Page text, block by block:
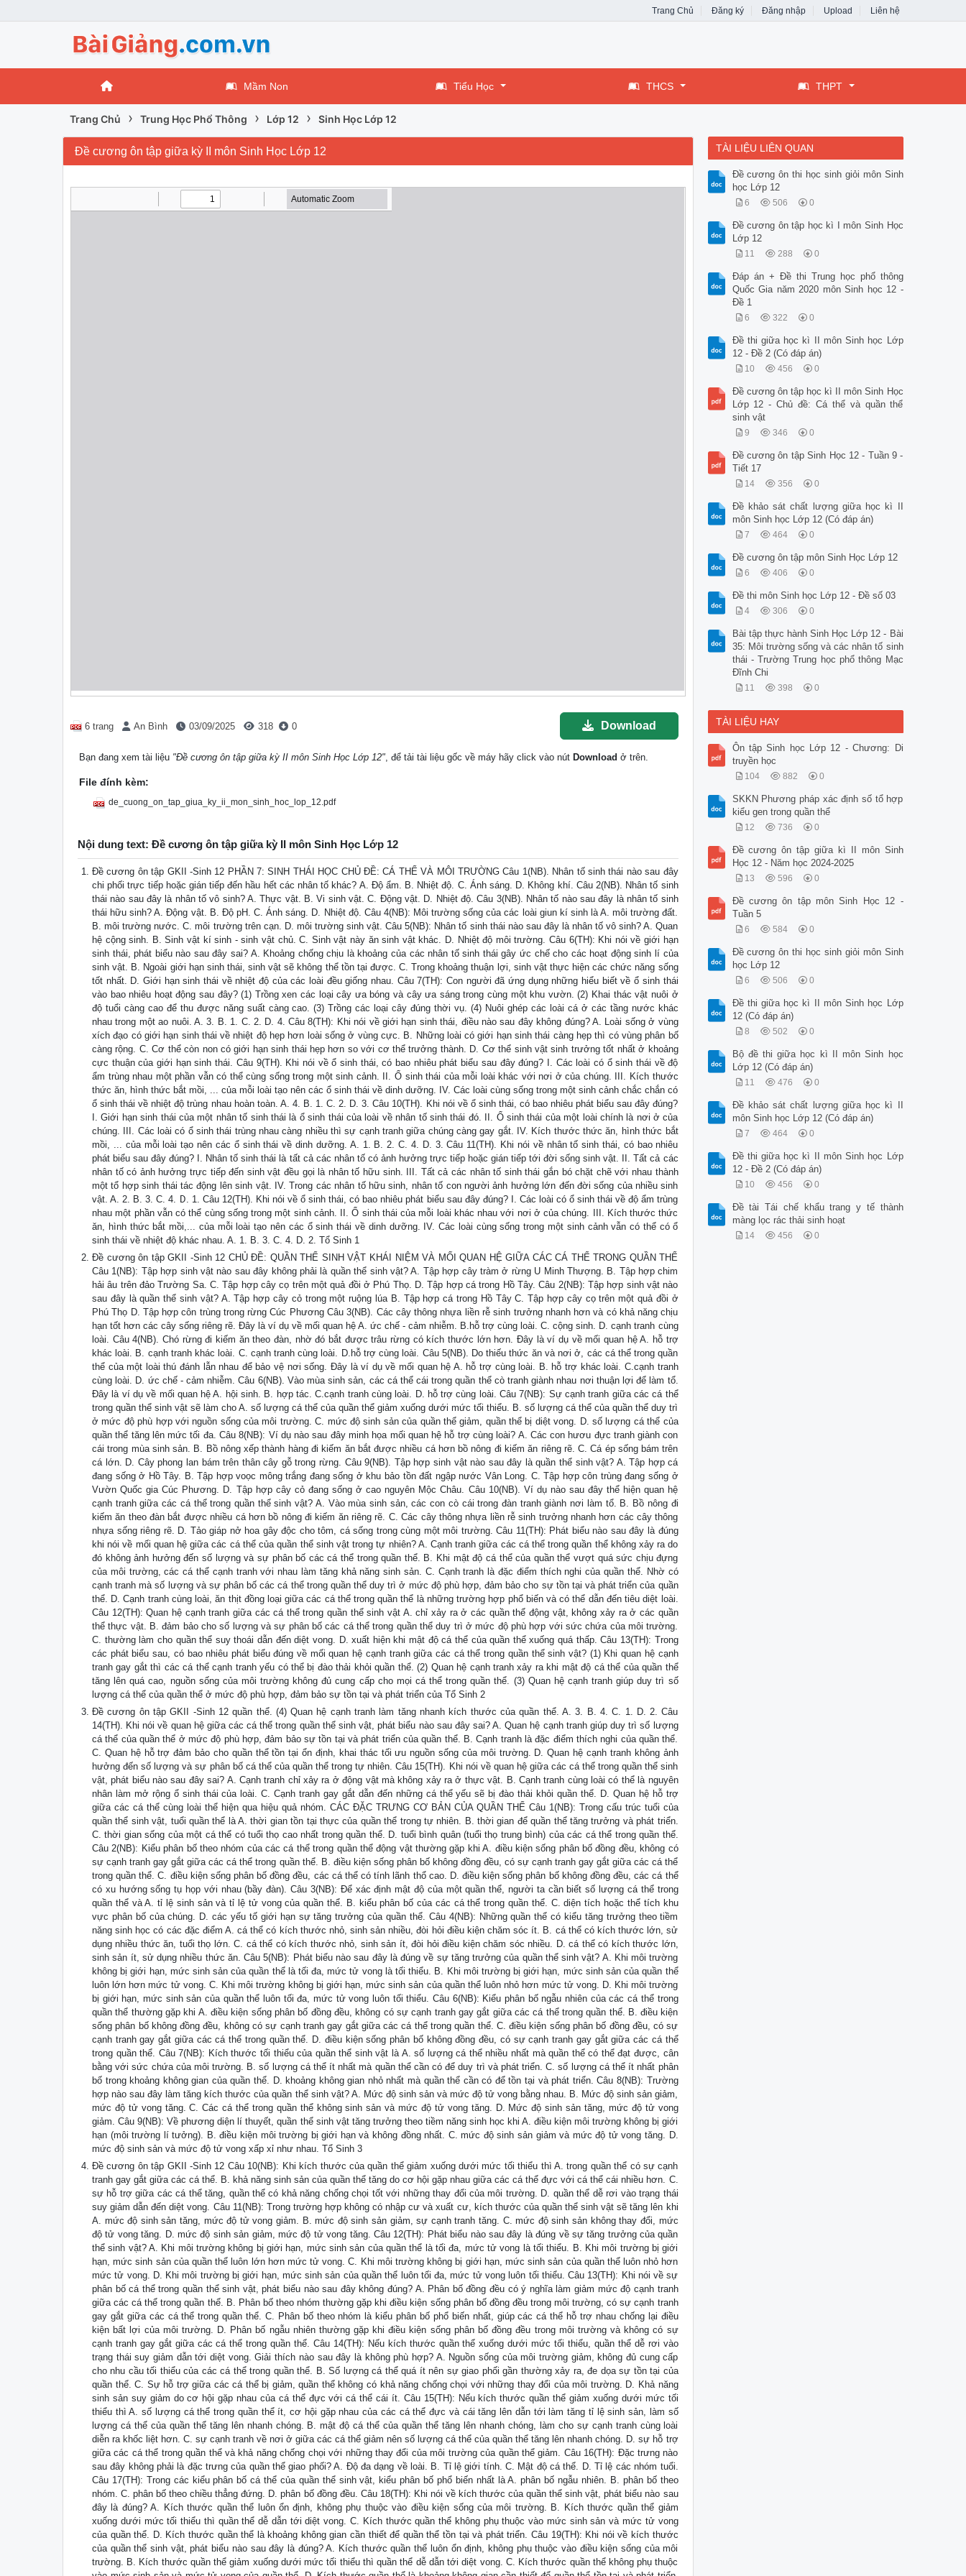
Trang Chủ Đăng ký Đăng nhập Upload Liên hệ
Mầm Non Tiểu Học THCS THPT
Trang Chủ › Trung Học Phổ Thông › Lớp 12 › Sinh Học Lớp 12
Đề cương ôn tập giữa kỳ II môn Sinh Học Lớp 12
6 trang An Bình 03/09/2025 318 0 Download
Bạn đang xem tài liệu "Đề cương ôn tập giữa kỳ II môn Sinh Học Lớp 12", để tải tài liệu gốc về máy hãy click vào nút Download ở trên.
File đính kèm:
de_cuong_on_tap_giua_ky_ii_mon_sinh_hoc_lop_12.pdf
Nội dung text: Đề cương ôn tập giữa kỳ II môn Sinh Học Lớp 12
Đề cương ôn tập GKII -Sinh 12 PHẦN 7: SINH THÁI HỌC CHỦ ĐỀ: CÁ THỂ VÀ MÔI TRƯỜNG Câu 1(NB). Nhân tố sinh thái nào sau đây
chi phối trực tiếp hoặc gián tiếp đến hầu hết các nhân tố khác? A. Độ ẩm. B. Nhiệt độ. C. Ánh sáng. D. Không khí. Câu 2(NB). Nhân tố sinh
thái nào sau đây là nhân tố vô sinh? A. Thực vật. B. Vi sinh vật. C. Động vật. D. Nhiệt độ. Câu 3(NB). Nhân tố nào sau đây là nhân tố sinh
thái hữu sinh? A. Động vật. B. Độ pH. C. Ánh sáng. D. Nhiệt độ. Câu 4(NB): Môi trường sống của các loài giun kí sinh là A. môi trường đất.
B. môi trường nước. C. môi trường trên cạn. D. môi trường sinh vật. Câu 5(NB): Nhân tố sinh thái nào sau đây là nhân tố vô sinh? A. Quan
hệ cộng sinh. B. Sinh vật kí sinh - sinh vật chủ. C. Sinh vật này ăn sinh vật khác. D. Nhiệt độ môi trường. Câu 6(TH): Khi nói về giới hạn
sinh thái, phát biểu nào sau đây sai? A. Khoảng chống chịu là khoảng của các nhân tố sinh thái gây ức chế cho các hoạt động sinh lí của
sinh vật. B. Ngoài giới hạn sinh thái, sinh vật sẽ không thể tồn tại được. C. Trong khoảng thuận lợi, sinh vật thực hiện các chức năng sống
tốt nhất. D. Giới hạn sinh thái về nhiệt độ của các loài đều giống nhau. Câu 7(TH): Con người đã ứng dụng những hiểu biết về ổ sinh thái
vào bao nhiêu hoạt động sau đây? (1) Trồng xen các loại cây ưa bóng và cây ưa sáng trong cùng một khu vườn. (2) Khai thác vật nuôi ở
độ tuổi càng cao để thu được năng suất càng cao. (3) Trồng các loại cây đúng thời vụ. (4) Nuôi ghép các loài cá ở các tầng nước khác
nhau trong một ao nuôi. A. 3. B. 1. C. 2. D. 4. Câu 8(TH): Khi nói về giới hạn sinh thái, điều nào sau đây không đúng? A. Loài sống ở vùng
xích đạo có giới hạn sinh thái về nhiệt độ hẹp hơn loài sống ở vùng cực. B. Những loài có giới hạn sinh thái càng hẹp thì có vùng phân bố
càng rộng. C. Cơ thể còn non có giới hạn sinh thái hẹp hơn so với cơ thể trưởng thành. D. Cơ thể sinh vật sinh trưởng tốt nhất ở khoảng
cực thuận của giới hạn sinh thái. Câu 9(TH). Khi nói về ổ sinh thái, có bao nhiêu phát biểu sau đây đúng? I. Các loài có ổ sinh thái về độ
ẩm trùng nhau một phần vẫn có thể cùng sống trong một sinh cảnh. II. Ổ sinh thái của mỗi loài khác với nơi ở của chúng. III. Kích thước
thức ăn, hình thức bắt mồi, ... của mỗi loài tạo nên các ổ sinh thái về dinh dưỡng. IV. Các loài cùng sống trong một sinh cảnh chắc chắn có
ổ sinh thái về nhiệt độ trùng nhau hoàn toàn. A. 4. B. 1. C. 2. D. 3. Câu 10(TH). Khi nói về ổ sinh thái, có bao nhiêu phát biểu sau đây đúng?
I. Giới hạn sinh thái của một nhân tố sinh thái là ổ sinh thái của loài về nhân tố sinh thái đó. II. Ổ sinh thái của một loài chính là nơi ở của
chúng. III. Các loài có ổ sinh thái trùng nhau càng nhiều thì sự cạnh tranh giữa chúng càng gay gắt. IV. Kích thước thức ăn, hình thức bắt
mồi, ... của mỗi loài tạo nên các ổ sinh thái về dinh dưỡng. A. 1. B. 2. C. 4. D. 3. Câu 11(TH). Khi nói về nhân tố sinh thái, có bao nhiêu
phát biểu sau đây đúng? I. Nhân tố sinh thái là tất cả các nhân tố có ảnh hưởng trực tiếp hoặc gián tiếp tới đời sống sinh vật. II. Tất cả các
nhân tố có ảnh hưởng trực tiếp đến sinh vật đều gọi là nhân tố hữu sinh. III. Tất cả các nhân tố sinh thái gắn bó chặt chẽ với nhau thành
một tổ hợp sinh thái tác động lên sinh vật. IV. Trong các nhân tố hữu sinh, nhân tố con người ảnh hưởng lớn đến đời sống của nhiều sinh
vật. A. 2. B. 3. C. 4. D. 1. Câu 12(TH). Khi nói về ổ sinh thái, có bao nhiêu phát biểu sau đây đúng? I. Các loài có ổ sinh thái về độ ẩm trùng
nhau một phần vẫn có thể cùng sống trong một sinh cảnh. II. Ổ sinh thái của mỗi loài khác nhau với nơi ở của chúng. III. Kích thước thức
ăn, hình thức bắt mồi,... của mỗi loài tạo nên các ổ sinh thái về dinh dưỡng. IV. Các loài cùng sống trong một sinh cảnh vẫn có thể có ổ
sinh thái về nhiệt độ khác nhau. A. 1. B. 3. C. 4. D. 2. Tổ Sinh 1
Đề cương ôn tập GKII -Sinh 12 CHỦ ĐỀ: QUẦN THỂ SINH VẬT KHÁI NIỆM VÀ MỐI QUAN HỆ GIỮA CÁC CÁ THỂ TRONG QUẦN THỂ
Câu 1(NB): Tập hợp sinh vật nào sau đây không phải là quần thể sinh vật? A. Tập hợp cây tràm ở rừng U Minh Thượng. B. Tập hợp chim
hải âu trên đảo Trường Sa. C. Tập hợp cây cọ trên một quả đồi ở Phú Thọ. D. Tập hợp cá trong Hồ Tây. Câu 2(NB): Tập hợp sinh vật nào
sau đây là quần thể sinh vật? A. Tập hợp cây cỏ trong một ruộng lúa B. Tập hợp cá trong Hồ Tây C. Tập hợp cây cọ trên một quả đồi ở
Phú Thọ D. Tập hợp côn trùng trong rừng Cúc Phương Câu 3(NB). Các cây thông nhựa liền rễ sinh trưởng nhanh hơn và có khả năng chịu
hạn tốt hơn các cây sống riêng rẽ. Đây là ví dụ về mối quan hệ A. ức chế - cảm nhiễm. B.hỗ trợ cùng loài. C. cộng sinh. D. cạnh tranh cùng
loài. Câu 4(NB). Chó rừng đi kiếm ăn theo đàn, nhờ đó bắt được trâu rừng có kích thước lớn hơn. Đây là ví dụ về mối quan hệ A. hỗ trợ
khác loài. B. cạnh tranh khác loài. C. cạnh tranh cùng loài. D.hỗ trợ cùng loài. Câu 5(NB). Do thiếu thức ăn và nơi ở, các cá thể trong quần
thể của một loài thú đánh lẫn nhau để bảo vệ nơi sống. Đây là ví dụ về mối quan hệ A. hỗ trợ cùng loài. B. hỗ trợ khác loài. C.cạnh tranh
cùng loài. D. ức chế - cảm nhiễm. Câu 6(NB). Vào mùa sinh sản, các cá thể cái trong quần thể cò tranh giành nhau nơi thuận lợi để làm tổ.
Đây là ví dụ về mối quan hệ A. hội sinh. B. hợp tác. C.cạnh tranh cùng loài. D. hỗ trợ cùng loài. Câu 7(NB): Sự cạnh tranh giữa các cá thể
trong quần thể sinh vật sẽ làm cho A. số lượng cá thể của quần thể giảm xuống dưới mức tối thiểu. B. số lượng cá thể của quần thể duy trì
ở mức độ phù hợp với nguồn sống của môi trường. C. mức độ sinh sản của quần thể giảm, quần thể bị diệt vong. D. số lượng cá thể của
quần thể tăng lên mức tối đa. Câu 8(NB): Ví dụ nào sau đây minh họa mối quan hệ hỗ trợ cùng loài? A. Các con hươu đực tranh giành con
cái trong mùa sinh sản. B. Bồ nông xếp thành hàng đi kiếm ăn bắt được nhiều cá hơn bồ nông đi kiếm ăn riêng rẽ. C. Cá ép sống bám trên
cá lớn. D. Cây phong lan bám trên thân cây gỗ trong rừng. Câu 9(NB). Tập hợp sinh vật nào sau đây là quần thể sinh vật? A. Tập hợp cá
đang sống ở Hồ Tây. B. Tập hợp voọc mông trắng đang sống ở khu bảo tồn đất ngập nước Vân Long. C. Tập hợp côn trùng đang sống ở
Vườn Quốc gia Cúc Phương. D. Tập hợp cây cỏ đang sống ở cao nguyên Mộc Châu. Câu 10(NB). Ví dụ nào sau đây thể hiện quan hệ
cạnh tranh giữa các cá thể trong quần thể sinh vật? A. Vào mùa sinh sản, các con cò cái trong đàn tranh giành nơi làm tổ. B. Bồ nông đi
kiếm ăn theo đàn bắt được nhiều cá hơn bồ nông đi kiếm ăn riêng rẽ. C. Các cây thông nhựa liền rễ sinh trưởng nhanh hơn các cây thông
nhựa sống riêng rẽ. D. Tảo giáp nở hoa gây độc cho tôm, cá sống trong cùng một môi trường. Câu 11(TH): Phát biểu nào sau đây là đúng
khi nói về mối quan hệ giữa các cá thể của quần thể sinh vật trong tự nhiên? A. Cạnh tranh giữa các cá thể trong quần thể không xảy ra do
đó không ảnh hưởng đến số lượng và sự phân bố các cá thể trong quần thể. B. Khi mật độ cá thể của quần thể vượt quá sức chịu đựng
của môi trường, các cá thể cạnh tranh với nhau làm tăng khả năng sinh sản. C. Cạnh tranh là đặc điểm thích nghi của quần thể. Nhờ có
cạnh tranh mà số lượng và sự phân bố các cá thể trong quần thể duy trì ở mức độ phù hợp, đảm bảo cho sự tồn tại và phát triển của quần
thể. D. Cạnh tranh cùng loài, ăn thịt đồng loại giữa các cá thể trong quần thể là những trường hợp phổ biến và có thể dẫn đến tiêu diệt loài.
Câu 12(TH): Quan hệ cạnh tranh giữa các cá thể trong quần thể sinh vật A. chỉ xảy ra ở các quần thể động vật, không xảy ra ở các quần
thể thực vật. B. đảm bảo cho số lượng và sự phân bố các cá thể trong quần thể duy trì ở mức độ phù hợp với sức chứa của môi trường.
C. thường làm cho quần thể suy thoái dẫn đến diệt vong. D. xuất hiện khi mật độ cá thể của quần thể xuống quá thấp. Câu 13(TH): Trong
các phát biểu sau, có bao nhiêu phát biểu đúng về mối quan hệ cạnh tranh giữa các cá thể trong quần thể sinh vật? (1) Khi quan hệ cạnh
tranh gay gắt thì các cá thể cạnh tranh yếu có thể bị đào thải khỏi quần thể. (2) Quan hệ cạnh tranh xảy ra khi mật độ cá thể của quần thể
tăng lên quá cao, nguồn sống của môi trường không đủ cung cấp cho mọi cá thể trong quần thể. (3) Quan hệ cạnh tranh giúp duy trì số
lượng cá thể của quần thể ở mức độ phù hợp, đảm bảo sự tồn tại và phát triển của Tổ Sinh 2
Đề cương ôn tập GKII -Sinh 12 quần thể. (4) Quan hệ cạnh tranh làm tăng nhanh kích thước của quần thể. A. 3. B. 4. C. 1. D. 2. Câu
14(TH). Khi nói về quan hệ giữa các cá thể trong quần thể sinh vật, phát biểu nào sau đây sai? A. Quan hệ cạnh tranh giúp duy trì số lượng
cá thể của quần thể ở mức độ phù hợp, đảm bảo sự tồn tại và phát triển của quần thể. B. Cạnh tranh là đặc điểm thích nghi của quần thể.
C. Quan hệ hỗ trợ đảm bảo cho quần thể tồn tại ổn định, khai thác tối ưu nguồn sống của môi trường. D. Quan hệ cạnh tranh không ảnh
hưởng đến số lượng và sự phân bố cá thể của quần thể trong tự nhiên. Câu 15(TH). Khi nói về quan hệ giữa các cá thể trong quần thể sinh
vật, phát biểu nào sau đây sai? A. Cạnh tranh chỉ xảy ra ở động vật mà không xảy ra ở thực vật. B. Cạnh tranh cùng loài có thể là nguyên
nhân làm mở rộng ổ sinh thái của loài. C. Cạnh tranh gay gắt dẫn đến những cá thể yếu sẽ bị đào thải khỏi quần thể. D. Quan hệ hỗ trợ
giữa các cá thể cùng loài thể hiện qua hiệu quả nhóm. CÁC ĐẶC TRƯNG CƠ BẢN CỦA QUẦN THỂ Câu 1(NB): Trong cấu trúc tuổi của
quần thể sinh vật, tuổi quần thể là A. thời gian tồn tại thực của quần thể trong tự nhiên. B. thời gian để quần thể tăng trưởng và phát triển.
C. thời gian sống của một cá thể có tuổi thọ cao nhất trong quần thể. D. tuổi bình quân (tuổi thọ trung bình) của các cá thể trong quần thể.
Câu 2(NB): Kiểu phân bố theo nhóm của các cá thể trong quần thể động vật thường gặp khi A. điều kiện sống phân bố đồng đều, không có
sự cạnh tranh gay gắt giữa các cá thể trong quần thể. B. điều kiện sống phân bố không đồng đều, có sự cạnh tranh gay gắt giữa các cá thể
trong quần thể. C. điều kiện sống phân bố đồng đều, các cá thể có tính lãnh thổ cao. D. điều kiện sống phân bố không đồng đều, các cá thể
có xu hướng sống tụ họp với nhau (bầy đàn). Câu 3(NB): Để xác định mật độ của một quần thể, người ta cần biết số lượng cá thể trong
quần thể và A. tỉ lệ sinh sản và tỉ lệ tử vong của quần thể. B. kiểu phân bố của các cá thể trong quần thể. C. diện tích hoặc thể tích khu
vực phân bố của chúng. D. các yếu tố giới hạn sự tăng trưởng của quần thể. Câu 4(NB): Những quần thể có kiểu tăng trưởng theo tiềm
năng sinh học có các đặc điểm A. cá thể có kích thước nhỏ, sinh sản nhiều, đòi hỏi điều kiện chăm sóc ít. B. cá thể có kích thước lớn, sử
dụng nhiều thức ăn, tuổi thọ lớn. C. cá thể có kích thước nhỏ, sinh sản ít, đòi hỏi điều kiện chăm sóc nhiều. D. cá thể có kích thước lớn,
sinh sản ít, sử dụng nhiều thức ăn. Câu 5(NB): Phát biểu nào sau đây là đúng về sự tăng trưởng của quần thể sinh vật? A. Khi môi trường
không bị giới hạn, mức sinh sản của quần thể là tối đa, mức tử vong là tối thiểu. B. Khi môi trường bị giới hạn, mức sinh sản của quần thể
luôn lớn hơn mức tử vong. C. Khi môi trường không bị giới hạn, mức sinh sản của quần thể luôn nhỏ hơn mức tử vong. D. Khi môi trường
bị giới hạn, mức sinh sản của quần thể luôn tối đa, mức tử vong luôn tối thiểu. Câu 6(NB): Kiểu phân bố ngẫu nhiên của các cá thể trong
quần thể thường gặp khi A. điều kiện sống phân bố đồng đều, không có sự cạnh tranh gay gắt giữa các cá thể trong quần thể. B. điều kiện
sống phân bố không đồng đều, không có sự cạnh tranh gay gắt giữa các cá thể trong quần thể. C. điều kiện sống phân bố đồng đều, có sự
cạnh tranh gay gắt giữa các cá thể trong quần thể. D. điều kiện sống phân bố không đồng đều, có sự cạnh tranh gay gắt giữa các cá thể
trong quần thể. Câu 7(NB): Kích thước tối thiểu của quần thể sinh vật là A. số lượng cá thể nhiều nhất mà quần thể có thể đạt được, cân
bằng với sức chứa của môi trường. B. số lượng cá thể ít nhất mà quần thể cần có để duy trì và phát triển. C. số lượng cá thể ít nhất phân
bố trong khoảng không gian của quần thể. D. khoảng không gian nhỏ nhất mà quần thể cần có để tồn tại và phát triển. Câu 8(NB): Trường
hợp nào sau đây làm tăng kích thước của quần thể sinh vật? A. Mức độ sinh sản và mức độ tử vong bằng nhau. B. Mức độ sinh sản giảm,
mức độ tử vong tăng. C. Các cá thể trong quần thể không sinh sản và mức độ tử vong tăng. D. Mức độ sinh sản tăng, mức độ tử vong
giảm. Câu 9(NB): Về phương diện lí thuyết, quần thể sinh vật tăng trưởng theo tiềm năng sinh học khi A. điều kiện môi trường không bị giới
hạn (môi trường lí tưởng). B. điều kiện môi trường bị giới hạn và không đồng nhất. C. mức độ sinh sản giảm và mức độ tử vong tăng. D.
mức độ sinh sản và mức độ tử vong xấp xỉ như nhau. Tổ Sinh 3
Đề cương ôn tập GKII -Sinh 12 Câu 10(NB): Khi kích thước của quần thể giảm xuống dưới mức tối thiểu thì A. trong quần thể có sự cạnh
tranh gay gắt giữa các cá thể. B. khả năng sinh sản của quần thể tăng do cơ hội gặp nhau giữa các cá thể đực với cá thể cái nhiều hơn. C.
sự hỗ trợ giữa các cá thể tăng, quần thể có khả năng chống chọi tốt với những thay đổi của môi trường. D. quần thể dễ rơi vào trạng thái
suy giảm dẫn đến diệt vong. Câu 11(NB): Trong trường hợp không có nhập cư và xuất cư, kích thước của quần thể sinh vật sẽ tăng lên khi
A. mức độ sinh sản tăng, mức độ tử vong giảm. B. mức độ sinh sản giảm, sự cạnh tranh tăng. C. mức độ sinh sản không thay đổi, mức
độ tử vong tăng. D. mức độ sinh sản giảm, mức độ tử vong tăng. Câu 12(TH): Phát biểu nào sau đây là đúng về sự tăng trưởng của quần
thể sinh vật? A. Khi môi trường không bị giới hạn, mức sinh sản của quần thể là tối đa, mức tử vong là tối thiểu. B. Khi môi trường bị giới
hạn, mức sinh sản của quần thể luôn lớn hơn mức tử vong. C. Khi môi trường không bị giới hạn, mức sinh sản của quần thể luôn nhỏ hơn
mức tử vong. D. Khi môi trường bị giới hạn, mức sinh sản của quần thể luôn tối đa, mức tử vong luôn tối thiểu. Câu 13(TH): Khi nói về sự
phân bố cá thể trong quần thể sinh vật, phát biểu nào sau đây không đúng? A. Phân bố đồng đều có ý nghĩa làm giảm mức độ cạnh tranh
giữa các cá thể trong quần thể. B. Phân bố theo nhóm thường gặp khi điều kiện sống phân bố đồng đều trong môi trường, có sự cạnh tranh
gay gắt giữa các cá thể trong quần thể. C. Phân bố theo nhóm là kiểu phân bố phổ biến nhất, giúp các cá thể hỗ trợ nhau chống lại điều
kiện bất lợi của môi trường. D. Phân bố ngẫu nhiên thường gặp khi điều kiện sống phân bố đồng đều trong môi trường và không có sự
cạnh tranh gay gắt giữa các cá thể trong quần thể. Câu 14(TH): Nếu kích thước quần thể xuống dưới mức tối thiểu, quần thể dễ rơi vào
trạng thái suy giảm dẫn tới diệt vong. Giải thích nào sau đây là không phù hợp? A. Nguồn sống của môi trường giảm, không đủ cung cấp
cho nhu cầu tối thiểu của các cá thể trong quần thể. B. Số lượng cá thể quá ít nên sự giao phối gần thường xảy ra, đe dọa sự tồn tại của
quần thể. C. Sự hỗ trợ giữa các cá thể bị giảm, quần thể không có khả năng chống chọi với những thay đổi của môi trường. D. Khả năng
sinh sản suy giảm do cơ hội gặp nhau của cá thể đực với cá thể cái ít. Câu 15(TH): Nếu kích thước quần thể giảm xuống dưới mức tối
thiểu thì A. số lượng cá thể trong quần thể ít, cơ hội gặp nhau của các cá thể đực và cái tăng lên dẫn tới làm tăng tỉ lệ sinh sản, làm số
lượng cá thể của quần thể tăng lên nhanh chóng. B. mật độ cá thể của quần thể tăng lên nhanh chóng, làm cho sự cạnh tranh cùng loài
diễn ra khốc liệt hơn. C. sự cạnh tranh về nơi ở giữa các cá thể giảm nên số lượng cá thể của quần thể tăng lên nhanh chóng. D. sự hỗ trợ
giữa các cá thể trong quần thể và khả năng chống chọi với những thay đổi của môi trường của quần thể giảm. Câu 16(TH): Đặc trưng nào
sau đây không phải là đặc trưng của quần thể giao phối? A. Độ đa dạng về loài. B. Tỉ lệ giới tính. C. Mật độ cá thể. D. Tỉ lệ các nhóm tuổi.
Câu 17(TH): Trong các kiểu phân bố cá thể của quần thể sinh vật, kiểu phân bố phổ biến nhất là A. phân bố ngẫu nhiên. B. phân bố theo
nhóm. C. phân bố theo chiều thẳng đứng. D. phân bố đồng đều. Câu 18(TH): Khi nói về kích thước của quần thể sinh vật, phát biểu nào sau
đây là đúng? A. Kích thước quần thể luôn ổn định, không phụ thuộc vào điều kiện sống của môi trường. B. Kích thước quần thể giảm
xuống dưới mức tối thiểu thì quần thể dễ dẫn tới diệt vong. C. Kích thước quần thể không phụ thuộc vào mức sinh sản và mức tử vong
của quần thể. D. Kích thước quần thể là khoảng không gian cần thiết để quần thể tồn tại và phát triển. Câu 19(TH): Khi nói về kích thước
của quần thể sinh vật, phát biểu nào sau đây là đúng? A. Kích thước quần thể luôn ổn định, không phụ thuộc vào điều kiện sống của môi
trường. B. Kích thước quần thể giảm xuống dưới mức tối thiểu thì quần thể dễ dẫn tới diệt vong. C. Kích thước quần thể không phụ thuộc
TÀI LIỆU LIÊN QUAN
Đề cương ôn thi học sinh giỏi môn Sinh
học Lớp 12
6 506 0
Đề cương ôn tập học kì I môn Sinh Học
Lớp 12
11 288 0
Đáp án + Đề thi Trung học phổ thông
Quốc Gia năm 2020 môn Sinh học 12 -
Đề 1
6 322 0
Đề thi giữa học kì II môn Sinh học Lớp
12 - Đề 2 (Có đáp án)
10 456 0
Đề cương ôn tập học kì II môn Sinh Học
Lớp 12 - Chủ đề: Cá thể và quần thể
sinh vật
9 346 0
Đề cương ôn tập Sinh Học 12 - Tuần 9 -
Tiết 17
14 356 0
Đề khảo sát chất lượng giữa học kì II
môn Sinh học Lớp 12 (Có đáp án)
7 464 0
Đề cương ôn tập môn Sinh Học Lớp 12
6 406 0
Đề thi môn Sinh học Lớp 12 - Đề số 03
4 306 0
Bài tập thực hành Sinh Học Lớp 12 - Bài
35: Môi trường sống và các nhân tố sinh
thái - Trường Trung học phổ thông Mạc
Đĩnh Chi
11 398 0
TÀI LIỆU HAY
Ôn tập Sinh học Lớp 12 - Chương: Di
truyền học
104 882 0
SKKN Phương pháp xác định số tổ hợp
kiểu gen trong quần thể
12 736 0
Đề cương ôn tập giữa kì II môn Sinh
Học 12 - Năm học 2024-2025
13 596 0
Đề cương ôn tập môn Sinh Học 12 -
Tuần 5
6 584 0
Đề cương ôn thi học sinh giỏi môn Sinh
học Lớp 12
6 506 0
Đề thi giữa học kì II môn Sinh học Lớp
12 (Có đáp án)
8 502 0
Bộ đề thi giữa học kì II môn Sinh học
Lớp 12 (Có đáp án)
11 476 0
Đề khảo sát chất lượng giữa học kì II
môn Sinh học Lớp 12 (Có đáp án)
7 464 0
Đề thi giữa học kì II môn Sinh học Lớp
12 - Đề 2 (Có đáp án)
10 456 0
Đề tài Tái chế khẩu trang y tế thành
màng lọc rác thải sinh hoạt
14 456 0